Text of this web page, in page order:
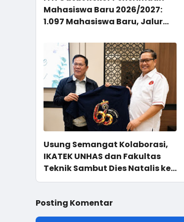
Mahasiswa Baru 2026/2027:
1.097 Mahasiswa Baru, Jalur
Usung Semangat Kolaborasi,
IKATEK UNHAS dan Fakultas
Teknik Sambut Dies Natalis ke-
66
Posting Komentar